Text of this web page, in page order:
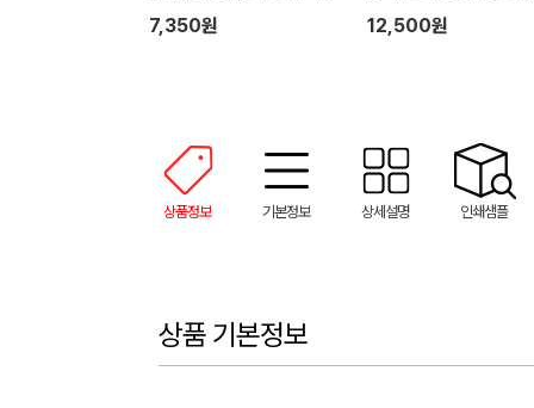
함 (풀칼라인쇄)
7,350원
이
12,500원
상품정보 기본정보 상세설명 인쇄샘플
상품 기본정보